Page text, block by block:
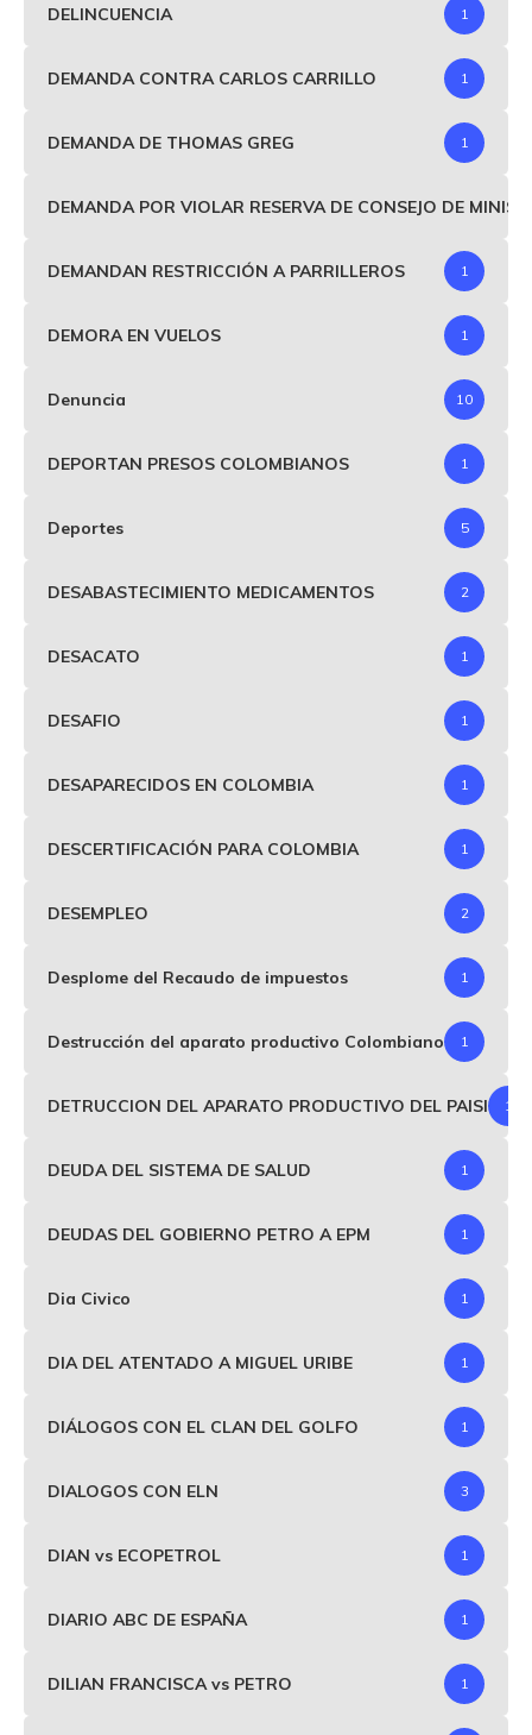
DELINCUENCIA 1
DEMANDA CONTRA CARLOS CARRILLO 1
DEMANDA DE THOMAS GREG 1
DEMANDA POR VIOLAR RESERVA DE CONSEJO DE
DEMANDAN RESTRICCIÓN A PARRILLEROS 1
DEMORA EN VUELOS 1
Denuncia 10
DEPORTAN PRESOS COLOMBIANOS 1
Deportes 5
DESABASTECIMIENTO MEDICAMENTOS 2
DESACATO 1
DESAFIO 1
DESAPARECIDOS EN COLOMBIA 1
DESCERTIFICACIÓN PARA COLOMBIA 1
DESEMPLEO 2
Desplome del Recaudo de impuestos 1
Destrucción del aparato productivo Colombiano 1
DETRUCCION DEL APARATO PRODUCTIVO DEL PAISI 1
DEUDA DEL SISTEMA DE SALUD 1
DEUDAS DEL GOBIERNO PETRO A EPM 1
Dia Civico 1
DIA DEL ATENTADO A MIGUEL URIBE 1
DIÁLOGOS CON EL CLAN DEL GOLFO 1
DIALOGOS CON ELN 3
DIAN vs ECOPETROL 1
DIARIO ABC DE ESPAÑA 1
DILIAN FRANCISCA vs PETRO 1